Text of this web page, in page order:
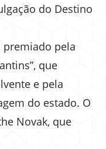
do Destino
premiado pela
que
e pela
do estado. O
Novak, que